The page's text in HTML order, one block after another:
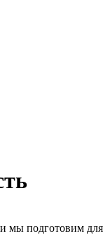
и мы подготовим для